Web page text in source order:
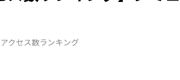
クセス数ランキング